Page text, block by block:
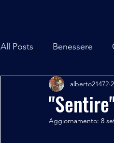
All Posts Benessere
Ambiente
Archeoastronomia
alberto21472
Aggiornamento: 8